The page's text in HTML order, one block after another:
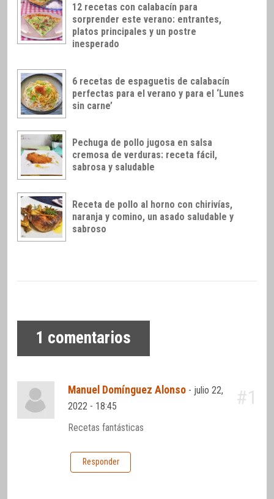
12 recetas con calabacín para
sorprender este verano: entrantes,
platos principales y un postre
inesperado
6 recetas de espaguetis de calabacín
perfectas para el verano y para el ‘Lunes
sin carne’
Pechuga de pollo jugosa en salsa
cremosa de verduras: receta fácil,
sabrosa y saludable
Receta de pollo al horno con chirivías,
naranja y comino, un asado saludable y
sabroso
1 comentarios
Manuel Domínguez Alonso - julio 22,
2022 - 18:45
#1
Recetas fantásticas
Responder